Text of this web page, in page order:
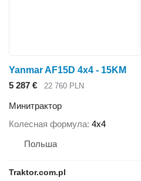
Yanmar AF15D 4x4 - 15KM
5 287 €
22 760 PLN
Минитрактор
Колесная формула 4x4
Польша
Traktor.com.pl